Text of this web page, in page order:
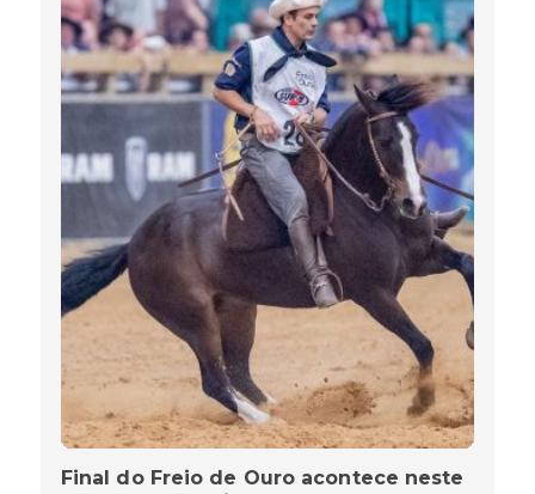
Final do Freio de Ouro acontece neste